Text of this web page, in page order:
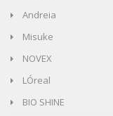
Andreia
Misuke
NOVEX
LÓreal
BIO SHINE